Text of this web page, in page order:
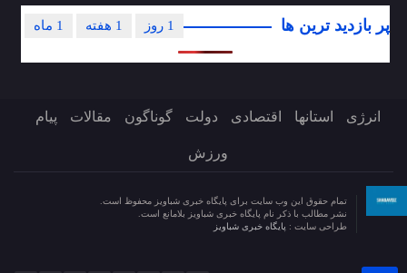
پر بازدید ترین ها 1 ماه 1 هفته 1 روز
انرژی استانها اقتصادی دولت گوناگون مقالات پیام
ورزش
تمام حقوق این وب سایت برای پایگاه خبری شباویز محفوظ است.
نشر مطالب با ذکر نام پایگاه خبری شباویز بلامانع است.
طراحی سایت : پایگاه خبری شباویز